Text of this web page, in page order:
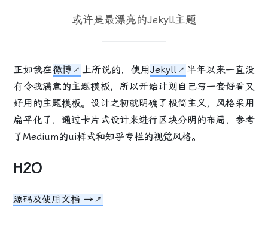
或许是最漂亮的Jekyll主题
正如我在微博 上所说的，使用Jekyll
半年以来一直没
有令我满意的主题模板，所以开始计划自己写一套好看又
好用的主题模板。设计之初就明确了极简主义，风格采用
扁平化了，通过卡片式设计来进行区块分明的布局，参考
了Medium的ui样式和知乎专栏的视觉风格。
H2O
源码及使用文档 →